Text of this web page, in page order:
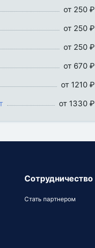
от 250 ₽
от 250 ₽
от 250 ₽
от 670 ₽
от 1210 ₽
от 1330 ₽
Сотрудничество
Стать партнером